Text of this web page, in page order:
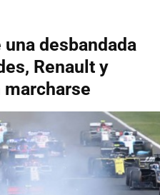
desbandada
Renault y
marcharse